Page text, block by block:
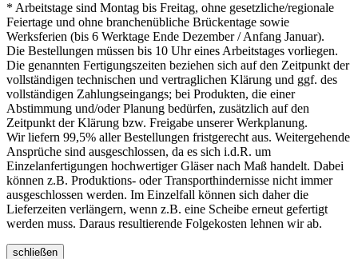
* Arbeitstage sind Montag bis Freitag, ohne gesetzliche/regionale
Feiertage und ohne branchenübliche Brückentage sowie
Werksferien (bis 6 Werktage Ende Dezember / Anfang Januar).
Die Bestellungen müssen bis 10 Uhr eines Arbeitstages vorliegen.
Die genannten Fertigungszeiten beziehen sich auf den Zeitpunkt der
vollständigen technischen und vertraglichen Klärung und ggf. des
vollständigen Zahlungseingangs; bei Produkten, die einer
Abstimmung und/oder Planung bedürfen, zusätzlich auf den
Zeitpunkt der Klärung bzw. Freigabe unserer Werkplanung.
Wir liefern 99,5% aller Bestellungen fristgerecht aus. Weitergehende
Ansprüche sind ausgeschlossen, da es sich i.d.R. um
Einzelanfertigungen hochwertiger Gläser nach Maß handelt. Dabei
können z.B. Produktions- oder Transporthindernisse nicht immer
ausgeschlossen werden. Im Einzelfall können sich daher die
Lieferzeiten verlängern, wenn z.B. eine Scheibe erneut gefertigt
werden muss. Daraus resultierende Folgekosten lehnen wir ab.
schließen